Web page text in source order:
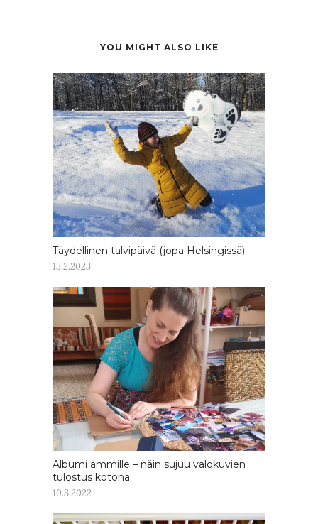
YOU MIGHT ALSO LIKE
Täydellinen talvipäivä (jopa Helsingissä)
13.2.2023
Albumi ämmille – näin sujuu valokuvien
tulostus kotona
10.3.2022